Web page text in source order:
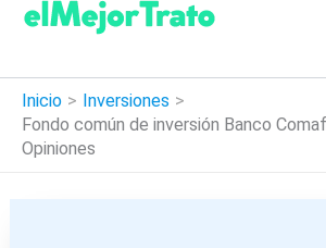
contenido
Inicio
Inversiones
Fondo común de inversión Banco
Opiniones